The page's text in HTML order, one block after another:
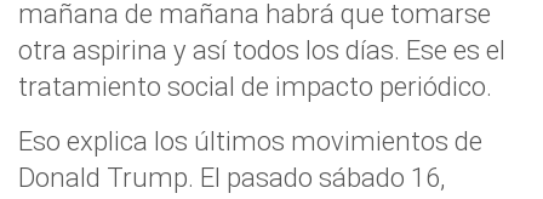
mañana de mañana habrá que tomarse
otra aspirina y así todos los días. Ese es el
tratamiento social de impacto periódico.
Eso explica los últimos movimientos de
Donald Trump. El pasado sábado 16,